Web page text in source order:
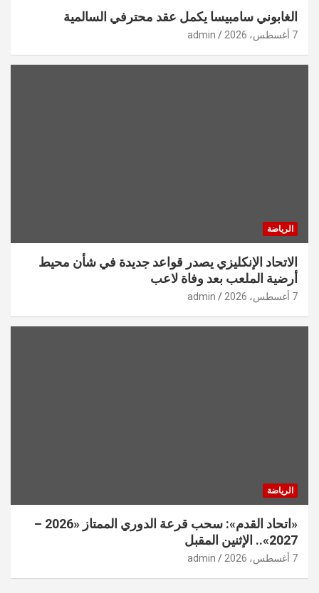
الغابوني سامبيسا يكمل عقد محترفي السالمية
7 أغسطس، 2026 admin
الرياضة
الاتحاد الإنكليزي يصدر قواعد جديدة في شأن محيط
أرضية الملعب بعد وفاة لاعب
7 أغسطس، 2026 admin
الرياضة
«اتحاد القدم»: سحب قرعة الدوري الممتاز «2026 –
2027».. الإثنين المقبل
7 أغسطس، 2026 admin